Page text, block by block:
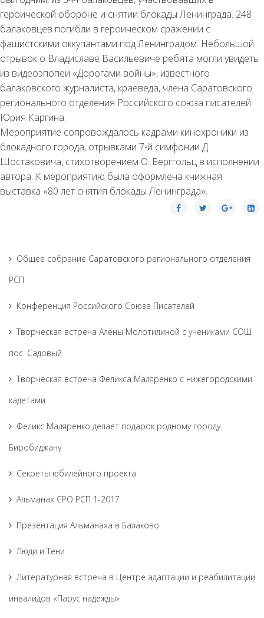
героической обороне и снятии блокады Ленинграда. 248
балаковцев погибли в героическом сражении с
фашистскими оккупантами под Ленинградом. Небольшой
отрывок о Владиславе Васильевиче ребята могли увидеть
из видеоэпопеи «Дорогами войны», известного
балаковского журналиста, краеведа, члена Саратовского
регионального отделения Российского союза писателей
Юрия Каргина.
Мероприятие сопровождалось кадрами кинохроники из
блокадного города, отрывками 7-й симфонии Д.
Шостаковича, стихотворением О. Берггольц в исполнении
автора. К мероприятию была оформлена книжная
выставка «80 лет снятия блокады Ленинграда».
Общее собрание Саратовского регионального отделения
РСП
Конференция Российского Союза Писателей
Творческая встреча Алёны Молотилиной с учениками СОШ
пос. Садовый
Творческая встреча Феликса Маляренко с нижегородскими
кадетами
Феликс Маляренко делает подарок родному городу
Биробиджану
Секреты юбилейного проекта
Альманах СРО РСП 1-2017
Презентация Альманаха в Балаково
Люди и Тени
Литературная встреча в Центре адаптации и реабилитации
инвалидов «Парус надежды»